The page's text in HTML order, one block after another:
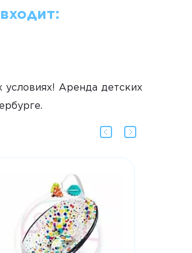
условиях! Аренда детских